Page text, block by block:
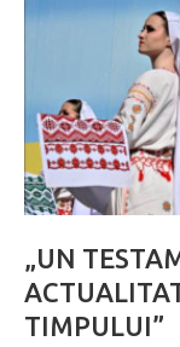
„UN
TIMPULUI”